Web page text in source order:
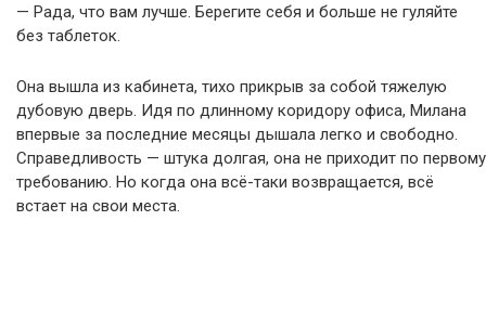
— Рада, что вам лучше. Берегите себя и больше не гуляйте
без таблеток.
Она вышла из кабинета, тихо прикрыв за собой тяжелую
дубовую дверь. Идя по длинному коридору офиса, Милана
впервые за последние месяцы дышала легко и свободно.
Справедливость — штука долгая, она не приходит по первому
требованию. Но когда она всё-таки возвращается, всё
встает на свои места.